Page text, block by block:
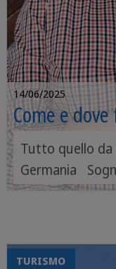
14/06/2025
Come e dove
Germania?
Tutto quello da
Germania
Erasmus in
TURISMO